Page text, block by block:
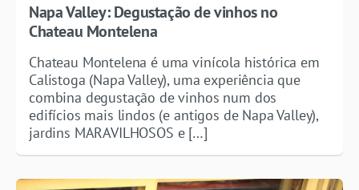
Napa Valley: Degustação de vinhos no
Chateau Montelena
Chateau Montelena é uma vinícola histórica em
Calistoga (Napa Valley), uma experiência que
combina degustação de vinhos num dos
edifícios mais lindos (e antigos de Napa Valley),
jardins MARAVILHOSOS e […]